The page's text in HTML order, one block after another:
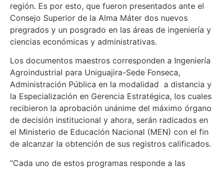
región. Es por esto, que fueron presentados ante el
Consejo Superior de la Alma Máter dos nuevos
pregrados y un posgrado en las áreas de ingeniería y
ciencias económicas y administrativas.
Los documentos maestros corresponden a Ingeniería
Agroindustrial para Uniguajira-Sede Fonseca,
Administración Pública en la modalidad a distancia y
la Especialización en Gerencia Estratégica, los cuales
recibieron la aprobación unánime del máximo órgano
de decisión institucional y ahora, serán radicados en
el Ministerio de Educación Nacional (MEN) con el fin
de alcanzar la obtención de sus registros calificados.
“Cada uno de estos programas responde a las